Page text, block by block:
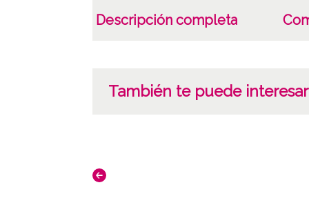
Descripción completa
También te puede interesar